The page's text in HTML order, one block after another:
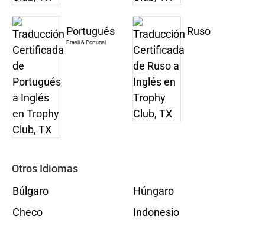
Portugués
Brasil & Portugal
Ruso
Otros Idiomas
Búlgaro
Checo
Húngaro
Indonesio